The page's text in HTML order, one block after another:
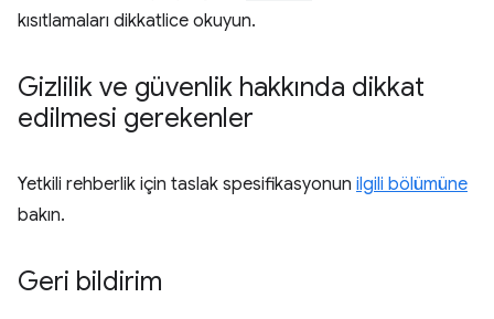
kısıtlamaları dikkatlice okuyun.
Gizlilik ve güvenlik hakkında dikkat
edilmesi gerekenler
Yetkili rehberlik için taslak spesifikasyonun ilgili bölümüne
bakın.
Geri bildirim